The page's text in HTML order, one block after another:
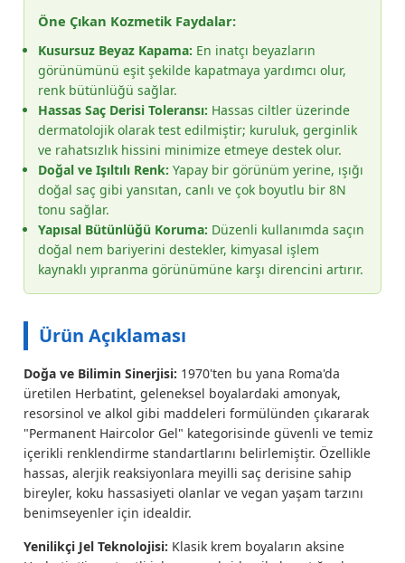
Öne Çıkan Kozmetik Faydalar:
Kusursuz Beyaz Kapama: En inatçı beyazların
görünümünü eşit şekilde kapatmaya yardımcı olur,
renk bütünlüğü sağlar.
Hassas Saç Derisi Toleransı: Hassas ciltler üzerinde
dermatolojik olarak test edilmiştir; kuruluk, gerginlik
ve rahatsızlık hissini minimize etmeye destek olur.
Doğal ve Işıltılı Renk: Yapay bir görünüm yerine, ışığı
doğal saç gibi yansıtan, canlı ve çok boyutlu bir 8N
tonu sağlar.
Yapısal Bütünlüğü Koruma: Düzenli kullanımda saçın
doğal nem bariyerini destekler, kimyasal işlem
kaynaklı yıpranma görünümüne karşı direncini artırır.
Ürün Açıklaması
Doğa ve Bilimin Sinerjisi: 1970'ten bu yana Roma'da
üretilen Herbatint, geleneksel boyalardaki amonyak,
resorsinol ve alkol gibi maddeleri formülünden çıkararak
"Permanent Haircolor Gel" kategorisinde güvenli ve temiz
içerikli renklendirme standartlarını belirlemiştir. Özellikle
hassas, alerjik reaksiyonlara meyilli saç derisine sahip
bireyler, koku hassasiyeti olanlar ve vegan yaşam tarzını
benimseyenler için idealdir.
Yenilikçi Jel Teknolojisi: Klasik krem boyaların aksine